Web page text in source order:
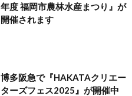
年度 福岡市農林水産まつり』が
開催されます
博多阪急で『HAKATAクリエー
ターズフェス2025』が開催中